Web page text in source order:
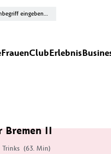
FrauenClubErlebnis
Bremen II
Trinks (63. Min)